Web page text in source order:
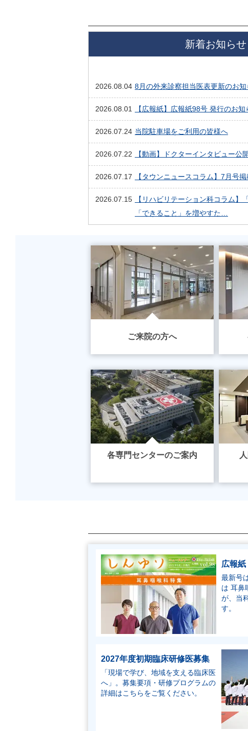
新着お知らせ
2026.08.04 8月の外来診察担当医表更新のお知
2026.08.01 【広報紙】広報紙98号 発行のお知
2026.07.24 当院駐車場をご利用の皆様へ
2026.07.22 【動画】ドクターインタビュー公
2026.07.17 【タウンニュースコラム】7月号
2026.07.15
【リハビリテーション科コラム】
「できること」を増やすた…
ご来院の方へ
各専門センターのご案内
広報紙
最新号
は 耳鼻
が、当
す。
2027年度初期臨床研修医募集
「現場で学び、地域を支える臨床医
へ」。募集要項・研修プログラムの
詳細はこちらをご覧ください。